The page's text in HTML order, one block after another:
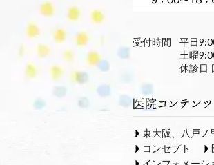
受付時間
平日
土曜
休診日
東大阪、八戸ノ
コンセプト